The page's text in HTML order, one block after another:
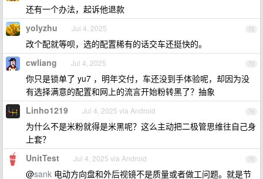
还有一个办法，起诉他退款
72
yolyzhu Jul 4, 2025
改个配就等呗，选的配置稀有的话交车还挺快的。
73
cwliang Jul 4, 2025
你只是锁单了 yu7 ，明年交付，车还没到手体验呢，却因为没
有选择满意的配置和网上的流言开始粉转黑了？抽象
74
Linho1219 Jul 4, 2025 via Android
为什么不是米粉就得是米黑呢？这么主动把二极管思维往自己身
上套？
75
UnitTest Jul 4, 2025 via Android
@sank 电动方向盘和外后视镜不是质量或者做工问题。就是节